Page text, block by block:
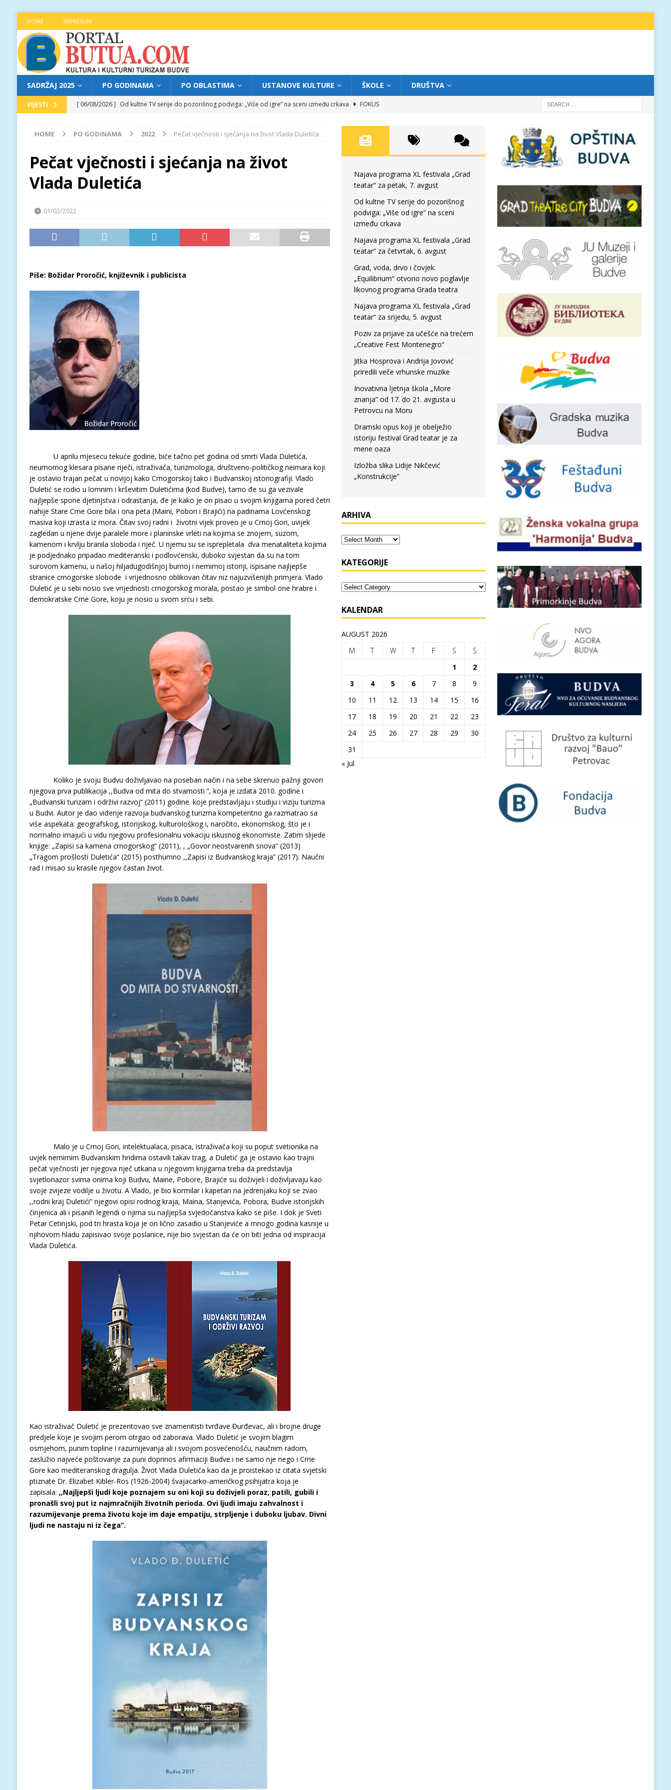
HOME IMPRESUM
SADRŽAJ 2025 PO GODINAMA PO OBLASTIMA USTANOVE KULTURE ŠKOLE DRUŠTVA
VIJESTI [ 06/08/2026 ] Od kultne TV serije do pozorišnog podviga: „Više od igre” na sceni između crkava
FOKUS
[ 05/08/2026 ] Grad, voda, drvo i čovjek: „Equilibrium“ otvorio novo poglavlje likovnog programa Grada teatra
FOKUS
[ 04/08/2026 ]
Najava programa XL festivala „Grad teatar“ za srijedu, 5. avgust
[ 06/08/2026 ]
Najava programa XL festivala „Grad teatar“ za petak, 7. avgust
HOME PO GODINAMA 2022 Pečat vječnosti i sjećanja na život Vlada Duletića
Pečat vječnosti i sjećanja na život
Vlada Duletića
01/02/2022
Piše: Božidar Proročić, književnik i publicista
U aprilu mjesecu tekuće godine, biće tačno pet godina od smrti Vlada Duletića,
neumornog klesara pisane riječi, istraživača, turizmologa, društveno-političkog neimara koji
je ostavio trajan pečat u novijoj kako Crnogorskoj tako i Budvanskoj istoriografiji. Vlado
Duletić se rodio u lomnim i krševitim Duletićima (kod Budve), tamo đe su ga vezivale
najljepše spone djetinjstva i odrastanja, đe je kako je on pisao u svojim knjigama pored četri
nahije Stare Crne Gore bila i ona peta (Maini, Pobori i Brajići) na padinama Lovćenskog
masiva koji izrasta iz mora. Čitav svoj radni i životni vijek proveo je u Crnoj Gori, uvijek
zagledan u njene dvije paralele more i planinske vrleti na kojima se znojem, suzom,
kamenom i krvlju branila sloboda i riječ. U njemu su se isprepletala dva menataliteta kojima
je podjednako pripadao mediteranski i podlovćenski, duboko svjestan da su na tom
surovom kamenu, u našoj hiljadugodišnjoj burnoj i nemirnoj istoriji, ispisane najljepše
stranice crnogorske slobode i vrijednosno oblikovan čitav niz najuzvišenijih primjera. Vlado
Duletić je u sebi nosio sve vrijednosti crnogorskog morala, postao je simbol one hrabre i
demokratske Crne Gore, koju je nosio u svom srcu i sebi.
Koliko je svoju Budvu doživljavao na poseban način i na sebe skrenuo pažnji govori
njegova prva publikacija ,,Budva od mita do stvarnosti ”, koja je izdata 2010. godine i
„Budvanski turizam i održivi razvoj“ (2011) godine. koje predstavljaju i studiju i viziju turizma
u Budvi. Autor je dao viđenje razvoja budvanskog turizma kompetentno ga razmatrao sa
više aspekata: geografskog, istorijskog, kulturološkog i, naročito, ekonomskog, što je i
normalno imajući u vidu njegovu profesionalnu vokaciju iskusnog ekonomiste. Zatim slijede
knjige: „Zapisi sa kamena crnogorskog“ (2011), , „Govor neostvarenih snova“ (2013)
„Tragom prošlosti Duletića“ (2015) posthumno ,,Zapisi iz Budvanskog kraja” (2017). Naučni
rad i misao su krasile njegov častan život.
Malo je u Crnoj Gori, intelektualaca, pisaca, istraživača koji su poput svetionika na
uvjek nemirnim Budvanskim hridima ostavili takav trag, a Duletić ga je ostavio kao trajni
pečat vječnosti jer njegova riječ utkana u njegovim knjigama treba da predstavlja
svjetlonazor svima onima koji Budvu, Maine, Pobore, Brajiće su doživjeli i doživljavaju kao
svoje zvijeze vodilje u životu. A Vlado, je bio kormilar i kapetan na jedrenjaku koji se zvao
,,rodni kraj Duletići” njegovi opisi rodnog kraja, Maina, Stanjevića, Pobora, Budve istorijskih
činjenica ali i pisanih legendi o njima su najljepša svjedočanstva kako se piše. I dok je Sveti
Petar Cetinjski, pod tri hrasta koja je on lično zasadio u Stanjeviće a mnogo godina kasnije u
njihovom hladu zapisivao svoje poslanice, nije bio svjestan da će on biti jedna od inspiracija
Vlada Duletića.
Kao istraživač Duletić je prezentovao sve znamenitisti tvrđave Đurđevac, ali i brojne druge
predjele koje je svojim perom otrgao od zaborava. Vlado Duletić je svojim blagim
osmjehom, punim topline i razumijevanja ali i svojom posvećenošću, naučnim radom,
zaslužio najveće poštovanje za puni doprinos afirmaciji Budve i ne samo nje nego i Crne
Gore kao mediteranskog dragulja. Život Vlada Duletića kao da je proistekao iz citata svjetski
ptiznate Dr. Elizabet Kibler-Ros (1926-2004) švajacarko-američkog psihijatra koja je
zapisala: ,,Najljepši ljudi koje poznajem su oni koji su doživjeli poraz, patili, gubili i
pronašli svoj put iz najmračnijih životnih perioda. Ovi ljudi imaju zahvalnost i
razumijevanje prema životu koje im daje empatiju, strpljenje i duboku ljubav. Divni
ljudi ne nastaju ni iz čega”.
Najava programa XL festivala „Grad
teatar“ za petak, 7. avgust
Od kultne TV serije do pozorišnog
podviga: „Više od igre” na sceni
između crkava
Najava programa XL festivala „Grad
teatar“ za četvrtak, 6. avgust
Grad, voda, drvo i čovjek:
„Equilibrium“ otvorio novo poglavlje
likovnog programa Grada teatra
Najava programa XL festivala „Grad
teatar“ za srijedu, 5. avgust
Poziv za prijave za učešće na trećem
„Creative Fest Montenegro“
Jitka Hosprova i Andrija Jovović
priredili veče vrhunske muzike
Inovativna ljetnja škola „More
znanja” od 17. do 21. avgusta u
Petrovcu na Moru
Dramski opus koji je obelježio
istoriju festival Grad teatar je za
mene oaza
Izložba slika Lidije Nikčević
„Konstrukcije“
ARHIVA
KATEGORIJE
KALENDAR
AUGUST 2026
M
T W T F S
S
1
2
3
4 5 6 7 8
9
10
11 12 13 14 15
16
17
18 19 20 21 22
23
24
25 26 27 28 29
30
31
« Jul